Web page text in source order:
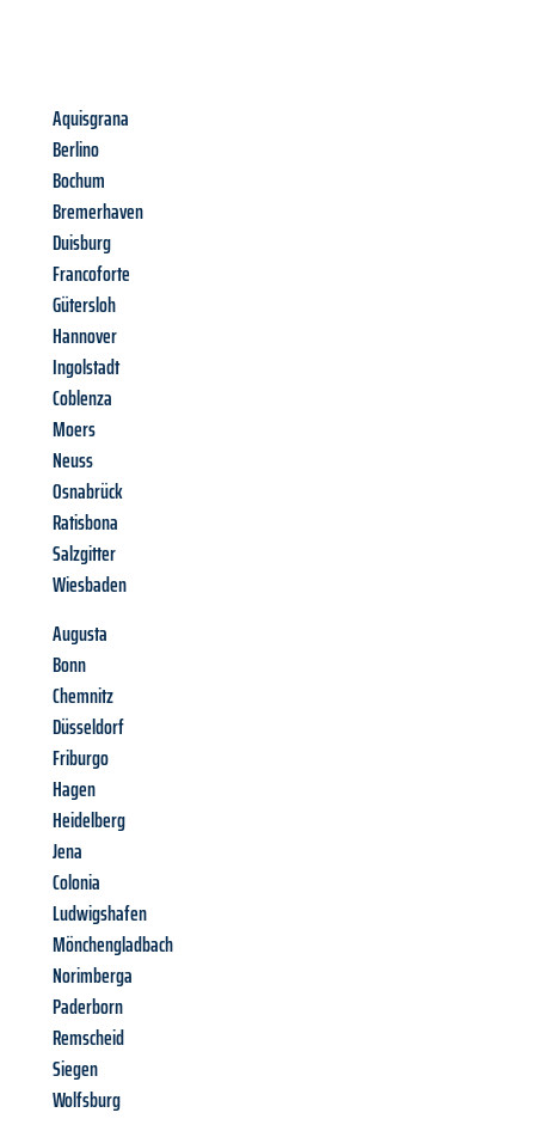
Aquisgrana
Berlino
Bochum
Bremerhaven
Duisburg
Francoforte
Gütersloh
Hannover
Ingolstadt
Coblenza
Moers
Neuss
Osnabrück
Ratisbona
Salzgitter
Wiesbaden
Augusta
Bonn
Chemnitz
Düsseldorf
Friburgo
Hagen
Heidelberg
Jena
Colonia
Ludwigshafen
Mönchengladbach
Norimberga
Paderborn
Remscheid
Siegen
Wolfsburg